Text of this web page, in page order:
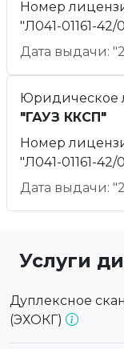
Номер
"Л041-01161-
Дата выдачи:
Юридическое
"ГАУЗ ККСП"
Номер
"Л041-01161-42/
Дата выдачи:
Услуги
Дуплексное
(ЭХОКГ)